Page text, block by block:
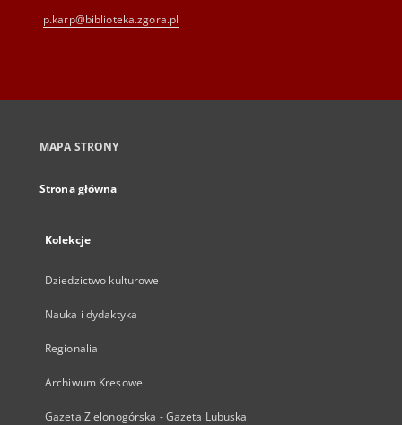
p.karp@biblioteka.zgora.pl
MAPA STRONY
Strona główna
Kolekcje
Dziedzictwo kulturowe
Nauka i dydaktyka
Regionalia
Archiwum Kresowe
Gazeta Zielonogórska - Gazeta Lubuska